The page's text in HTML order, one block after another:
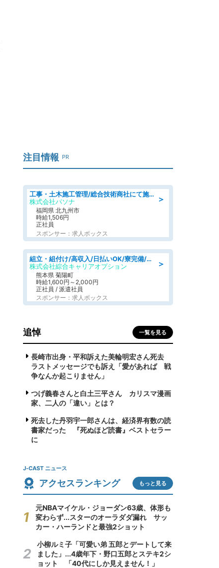
注目情報 PR
＞
工事・土木施工管理/総合技術商社にて施工管理のお仕事/即日勤務可/車通勤可/工事・土木施工管理/生産・品質管理
株式会社パソナ
福岡県 北九州市
時給1,506円
正社員
スポンサー：求人ボックス
＞
組立・組付け/高収入/日払いOK/寮完備/交替制/20・30・40代活躍中
株式会社綜合キャリアオプション
熊本県 菊陽町
時給1,600円～2,000円
正社員 / 派遣社員
スポンサー：求人ボックス
追悼 一覧を見る
長崎市出身・平和訴えた美輪明宏さん死去
ラストメッセージでも訴え「愛があれば 戦
争なんか起こりません」
つげ義春さんと白土三平さん カリスマ漫画
家、二人の「違い」とは？
死去した丹羽宇一郎さんは、経済界有数の読
書家だった 『死ぬほど読書』ベストセラー
に
J-CAST ニュース
アクセスランキング もっと見る
元NBAマイケル・ジョーダン63歳、体形も
変わらず...スターのオーラダダ漏れ サッ
カー・ハーランドと最強2ショット
小柳ルミ子「可愛い弟 五郎とデートして来
ました」...4歳年下・野口五郎とステキ2シ
ョット 「40代にしか見えません！」